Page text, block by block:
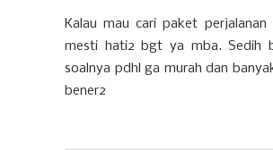
Kalau mau cari paket
mesti hati2 bgt ya mba. Sedih
soalnya pdhl ga murah dan
bener2